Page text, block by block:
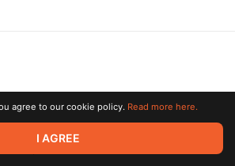
Limited. All rights reserved. All trademarks
respective owners.
agree to our cookie policy. Read more here.
I AGREE